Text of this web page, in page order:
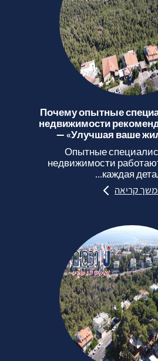
Почему опытные
недвижимости
— «Улучшая ваше
Опытные
недвижимости
каждая
קריאה